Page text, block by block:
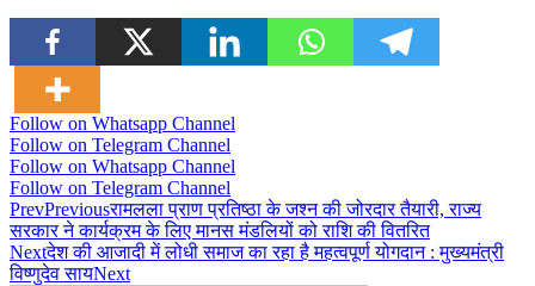
Follow on Whatsapp Channel
Follow on Telegram Channel
Follow on Whatsapp Channel
Follow on Telegram Channel
PrevPreviousरामलला प्राण प्रतिष्ठा के जश्न की जोरदार तैयारी, राज्य
सरकार ने कार्यक्रम के लिए मानस मंडलियों को राशि की वितरित
Nextदेश की आजादी में लोधी समाज का रहा है महत्वपूर्ण योगदान : मुख्यमंत्री
विष्णुदेव सायNext